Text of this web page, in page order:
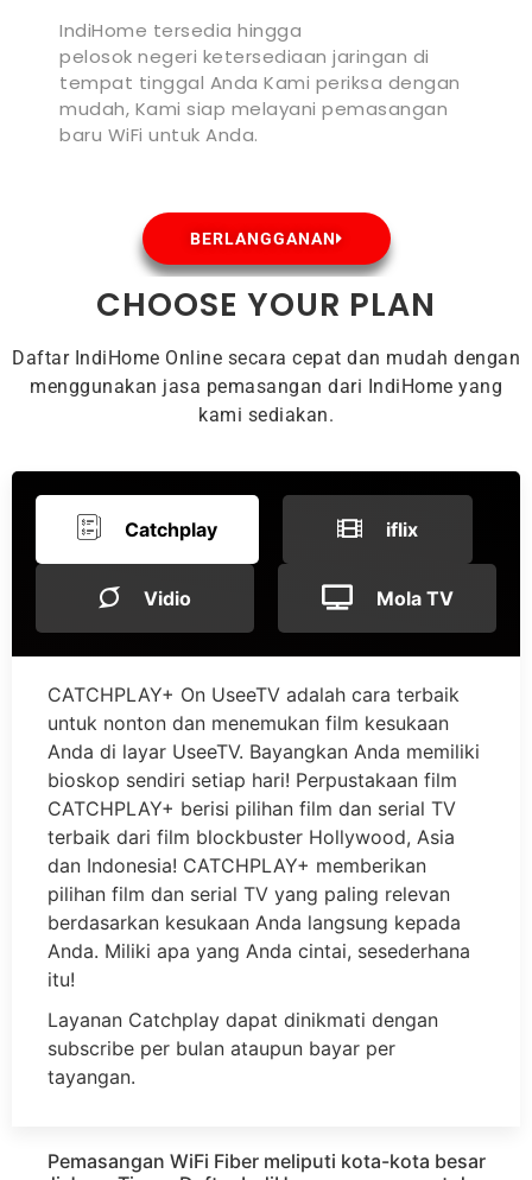
IndiHome tersedia hingga
pelosok negeri ketersediaan jaringan di
tempat tinggal Anda Kami periksa dengan
mudah, Kami siap melayani pemasangan
baru WiFi untuk Anda.
BERLANGGANAN
CHOOSE YOUR PLAN
Daftar IndiHome Online secara cepat dan mudah dengan
menggunakan jasa pemasangan dari IndiHome yang
kami sediakan.
Catchplay iflix
Vidio Mola TV
CATCHPLAY+ On UseeTV adalah cara terbaik
untuk nonton dan menemukan film kesukaan
Anda di layar UseeTV. Bayangkan Anda memiliki
bioskop sendiri setiap hari! Perpustakaan film
CATCHPLAY+ berisi pilihan film dan serial TV
terbaik dari film blockbuster Hollywood, Asia
dan Indonesia! CATCHPLAY+ memberikan
pilihan film dan serial TV yang paling relevan
berdasarkan kesukaan Anda langsung kepada
Anda. Miliki apa yang Anda cintai, sesederhana
itu!
Layanan Catchplay dapat dinikmati dengan
subscribe per bulan ataupun bayar per
tayangan.
Pemasangan WiFi Fiber meliputi kota-kota besar